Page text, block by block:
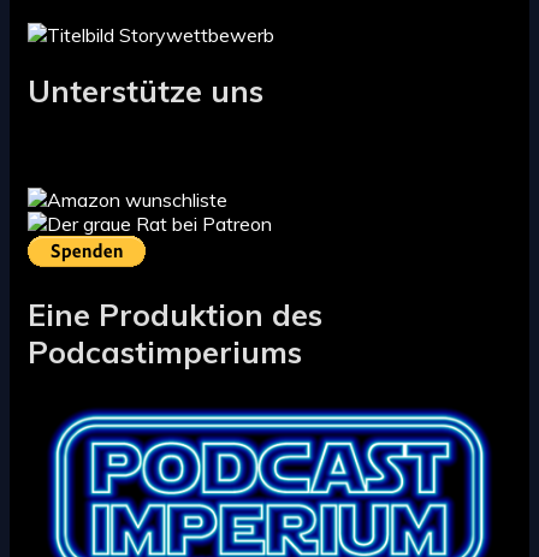
Unterstütze uns
Eine Produktion des
Podcastimperiums